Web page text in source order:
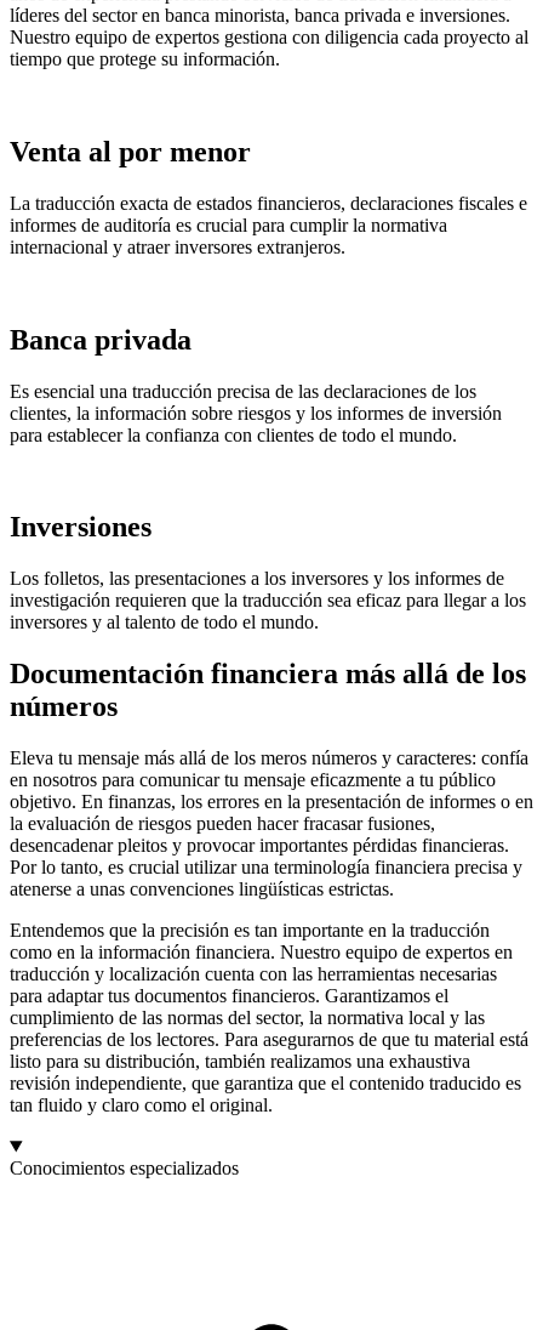
líderes del sector en banca minorista, banca privada e inversiones.
Nuestro equipo de expertos gestiona con diligencia cada proyecto al
tiempo que protege su información.
Venta al por menor
La traducción exacta de estados financieros, declaraciones fiscales e
informes de auditoría es crucial para cumplir la normativa
internacional y atraer inversores extranjeros.
Banca privada
Es esencial una traducción precisa de las declaraciones de los
clientes, la información sobre riesgos y los informes de inversión
para establecer la confianza con clientes de todo el mundo.
Inversiones
Los folletos, las presentaciones a los inversores y los informes de
investigación requieren que la traducción sea eficaz para llegar a los
inversores y al talento de todo el mundo.
Documentación financiera más allá de los
números
Eleva tu mensaje más allá de los meros números y caracteres: confía
en nosotros para comunicar tu mensaje eficazmente a tu público
objetivo. En finanzas, los errores en la presentación de informes o en
la evaluación de riesgos pueden hacer fracasar fusiones,
desencadenar pleitos y provocar importantes pérdidas financieras.
Por lo tanto, es crucial utilizar una terminología financiera precisa y
atenerse a unas convenciones lingüísticas estrictas.
Entendemos que la precisión es tan importante en la traducción
como en la información financiera. Nuestro equipo de expertos en
traducción y localización cuenta con las herramientas necesarias
para adaptar tus documentos financieros. Garantizamos el
cumplimiento de las normas del sector, la normativa local y las
preferencias de los lectores. Para asegurarnos de que tu material está
listo para su distribución, también realizamos una exhaustiva
revisión independiente, que garantiza que el contenido traducido es
tan fluido y claro como el original.
Conocimientos especializados